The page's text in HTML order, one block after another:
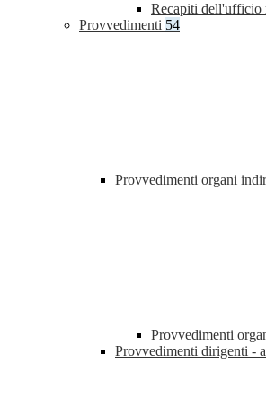
Recapiti dell'ufficio
Provvedimenti 54
Provvedimenti organi
Provvedimenti
Provvedimenti dirigenti -